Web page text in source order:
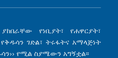
የነቢያት፣ የሐዋርያት፣
ገድል፣ ትሩፋትና አማላጅነት
የሚል ስያሜውን አግኝቷል፡፡